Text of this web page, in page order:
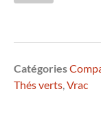
Catégories
Thés verts Vrac